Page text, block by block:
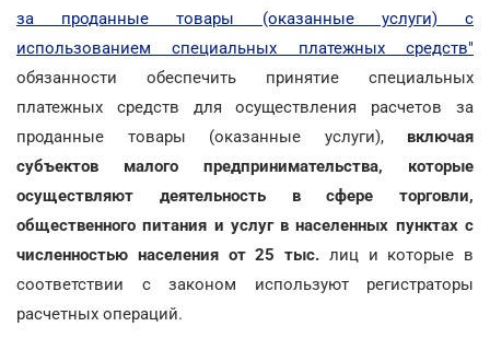
за проданные товары (оказанные услуги) с
использованием специальных платежных средств"
обязанности обеспечить принятие специальных
платежных средств для осуществления расчетов за
проданные товары (оказанные услуги), включая
субъектов малого предпринимательства, которые
осуществляют деятельность в сфере торговли,
общественного питания и услуг в населенных пунктах с
численностью населения от 25 тыс. лиц и которые в
соответствии с законом используют регистраторы
расчетных операций.